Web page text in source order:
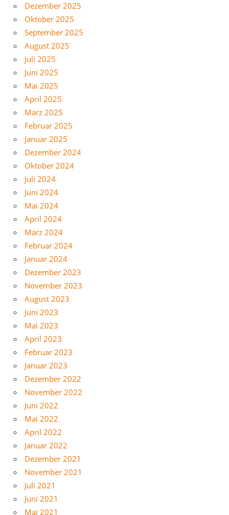
Dezember 2025
Oktober 2025
September 2025
August 2025
Juli 2025
Juni 2025
Mai 2025
April 2025
März 2025
Februar 2025
Januar 2025
Dezember 2024
Oktober 2024
Juli 2024
Juni 2024
Mai 2024
April 2024
März 2024
Februar 2024
Januar 2024
Dezember 2023
November 2023
August 2023
Juni 2023
Mai 2023
April 2023
Februar 2023
Januar 2023
Dezember 2022
November 2022
Juni 2022
Mai 2022
April 2022
Januar 2022
Dezember 2021
November 2021
Juli 2021
Juni 2021
Mai 2021